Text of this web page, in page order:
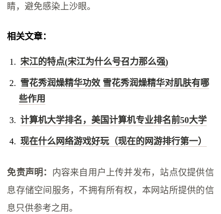
睛，避免感染上沙眼。
相关文章：
宋江的特点(宋江为什么号召力那么强)
雪花秀润燥精华功效 雪花秀润燥精华对肌肤有哪
些作用
计算机大学排名，美国计算机专业排名前50大学
现在什么网络游戏好玩（现在的网游排行第一）
免责声明： 内容来自用户上传并发布，站点仅提供信
息存储空间服务，不拥有所有权，本网站所提供的信
息只供参考之用。